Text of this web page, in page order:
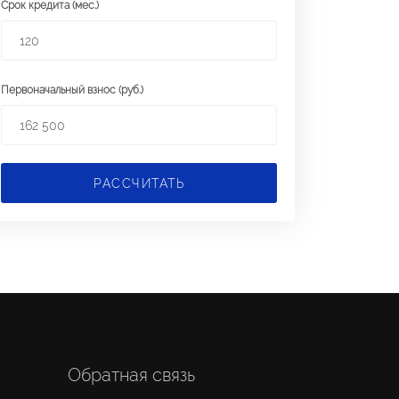
Срок кредита (мес.)
Первоначальный взнос (руб.)
РАССЧИТАТЬ
Обратная связь